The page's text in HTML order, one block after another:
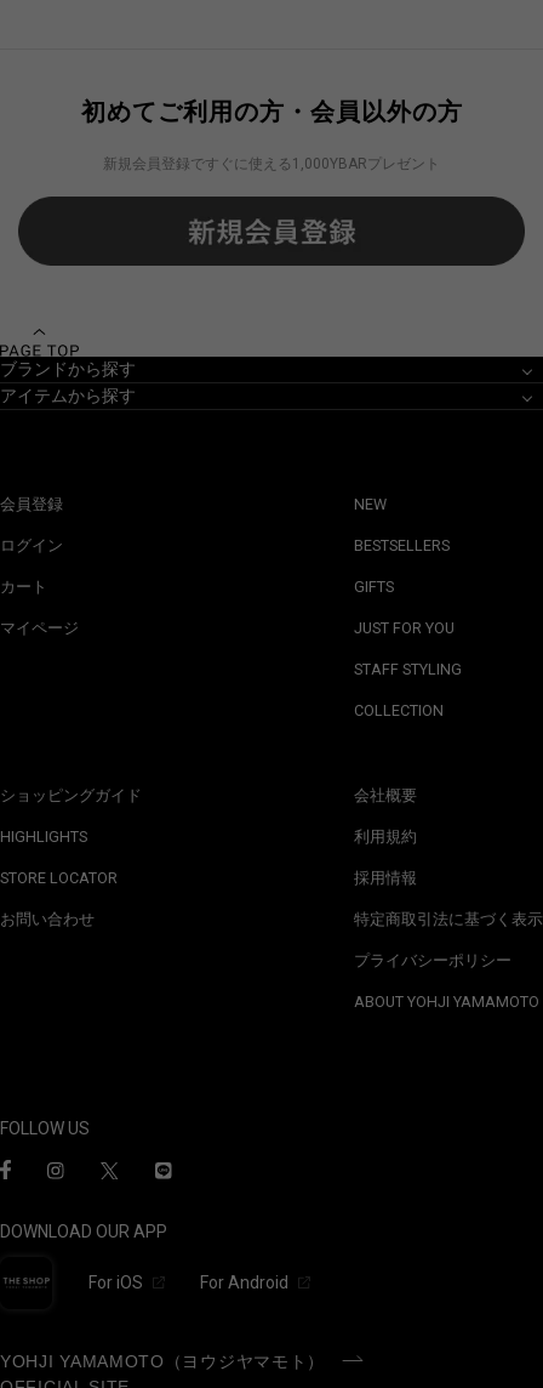
初めてご利用の方・会員以外の方
新規会員登録ですぐに使える1,000YBARプレゼント
ブランドから探す
アイテムから探す
会員登録
ログイン
カート
マイページ
ショッピングガイド
HIGHLIGHTS
STORE LOCATOR
お問い合わせ
NEW
BESTSELLERS
GIFTS
JUST FOR YOU
STAFF STYLING
COLLECTION
会社概要
利用規約
採用情報
特定商取引法に基づく表示
プライバシーポリシー
ABOUT YOHJI YAMAMOTO
FOLLOW US
DOWNLOAD OUR APP
For iOS For Android
YOHJI YAMAMOTO（ヨウジヤマモト）